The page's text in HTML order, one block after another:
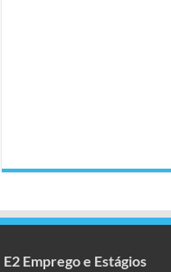
E2 Emprego e Estágios